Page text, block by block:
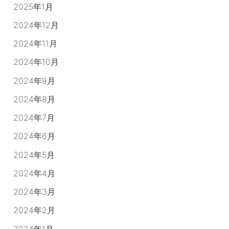
2025年1月
2024年12月
2024年11月
2024年10月
2024年9月
2024年8月
2024年7月
2024年6月
2024年5月
2024年4月
2024年3月
2024年2月